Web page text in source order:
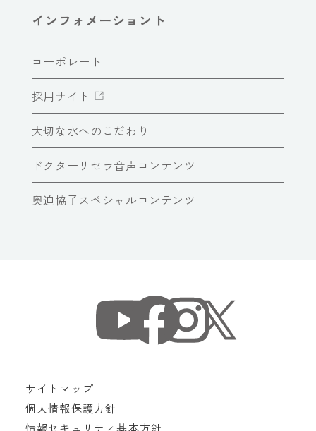
インフォメーショント
コーポレート
採用サイト
大切な水へのこだわり
ドクターリセラ音声コンテンツ
奥迫協子スペシャルコンテンツ
サイトマップ
個人情報保護方針
情報セキュリティ基本方針